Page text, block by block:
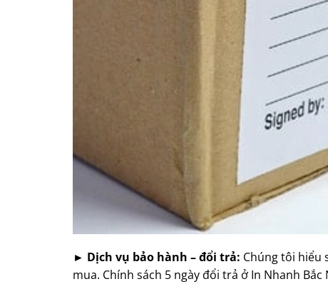
► Dịch vụ bảo hành – đổi trả: Chúng tôi hiểu
mua. Chính sách 5 ngày đổi trả ở In Nhanh